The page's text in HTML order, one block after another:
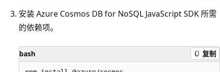
安装 Azure Cosmos DB for NoSQL JavaScript SDK 所需
的依赖项。
bash 复制